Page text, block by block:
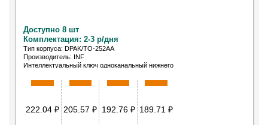
Доступно 8 шт
Комплектация: 2-3 р/дня
Тип корпуса: DPAK/TO-252AA
Производитель: INF
Интеллектуальный ключ одноканальный нижнего
222.04 ₽ 205.57₽ 192.76 ₽ 189.71 ₽